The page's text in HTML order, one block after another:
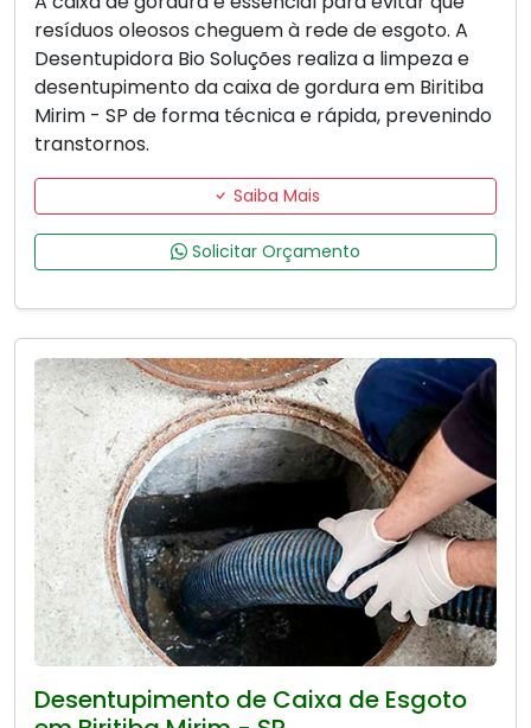
resíduos oleosos cheguem à rede de esgoto. A
Desentupidora Bio Soluções realiza a limpeza e
desentupimento da caixa de gordura em Biritiba
Mirim - SP de forma técnica e rápida, prevenindo
transtornos.
Saiba Mais
Solicitar Orçamento
Desentupimento de Caixa de Esgoto